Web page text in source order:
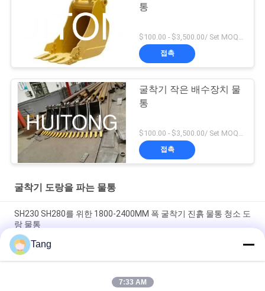
통
$100.00 - $3,500.00/ Set MOQ:1
접촉
굴착기 작은 배수장치 물
통
접촉
굴착기 도랑을 파는 물통
SH230 SH280를 위한 1800-2400MM 폭 굴착기 진흙 물통 청소 도
랑 물통
중국으로부터 굴삭기 일부를 위해 버킷을 청소하는 버킷을 버리는
도매 신축성 작동 과중한 업무 굴삭기
버킷을 청소하는 굴삭기 1800 밀리미터 무드 버킷 16t 굴착기 수
Tang
7:33 AM